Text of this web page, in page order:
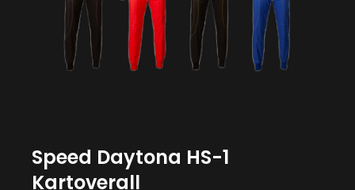
Speed Daytona HS-1
Kartoverall